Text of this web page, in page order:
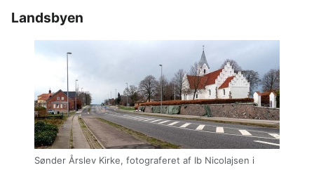
Landsbyen
Sønder Årslev Kirke, fotograferet af Ib Nicolajsen i